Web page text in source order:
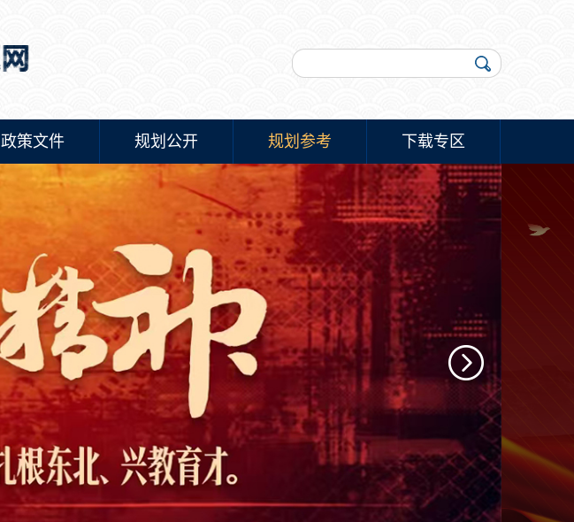
政策文件 规划公开 规划参考 下载专区